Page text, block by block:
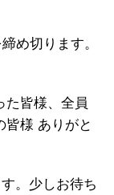
め切ります。
皆様、全員
様 ありがと
。少しお待ち